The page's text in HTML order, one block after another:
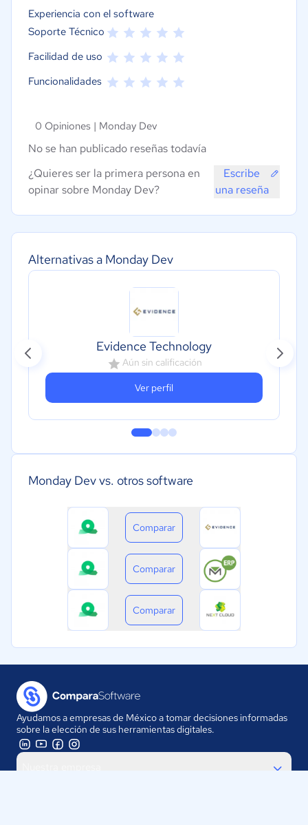
Alternativas a Monday Dev
Evidence Technology
Aún sin calificación
Ver perfil
Monday Dev vs. otros software
Comparar
Comparar
Comparar
Experiencia con el software
Soporte Técnico
Facilidad de uso
Funcionalidades
0 Opiniones | Monday Dev
No se han publicado reseñas todavía
¿Quieres ser la primera persona en
opinar sobre Monday Dev?
Escribe
una reseña
Ayudamos a empresas de México a tomar decisiones informadas
sobre la elección de sus herramientas digitales.